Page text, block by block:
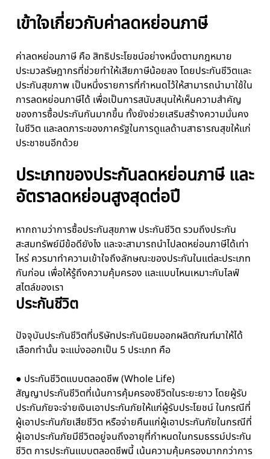
เข้าใจเกี่ยวกับค่าลดหย่อนภาษี
ค่าลดหย่อนภาษี คือ สิทธิประโยชน์อย่างหนึ่งตามกฎหมาย
ประมวลรัษฎากรที่ช่วยทำให้เสียภาษีน้อยลง โดยประกันชีวิตและ
ประกันสุขภาพ เป็นหนึ่งรายการที่กำหนดไว้ให้สามารถนำมาใช้ใน
การลดหย่อนภาษีได้ เพื่อเป็นการสนับสนุนให้เห็นความสำคัญ
ของการซื้อประกันกันมากขึ้น ทั้งยังช่วยเสริมสร้างความมั่นคง
ในชีวิต และลดภาระของภาครัฐในการดูแลด้านสาธารณสุขให้แก่
ประชาชนอีกด้วย
ประเภทของประกันลดหย่อนภาษี และ
อัตราลดหย่อนสูงสุดต่อปี
หากถามว่าการซื้อประกันสุขภาพ ประกันชีวิต รวมถึงประกัน
สะสมทรัพย์มีข้อดียังไง และจะสามารถนำไปลดหย่อนภาษีได้เท่า
ไหร่ ควรมาทำความเข้าใจถึงลักษณะของประกันในแต่ละประเภท
กันก่อน เพื่อให้รู้ถึงความคุ้มครอง และแบบไหนเหมาะกับไลฟ์
สไตล์ของเรา
ประกันชีวิต
ปัจจุบันประกันชีวิตที่บริษัทประกันนิยมออกผลิตภัณฑ์มาให้ได้
เลือกทำนั้น จะแบ่งออกเป็น 5 ประเภท คือ
● ประกันชีวิตแบบตลอดชีพ (Whole Life)
สัญญาประกันชีวิตที่เน้นการคุ้มครองชีวิตในระยะยาว โดยผู้รับ
ประกันภัยจะจ่ายเงินเอาประกันภัยให้แก่ผู้รับประโยชน์ ในกรณีที่
ผู้เอาประกันภัยเสียชีวิต หรือจ่ายคืนแก่ผู้เอาประกันภัยในกรณีที่
ผู้เอาประกันภัยมีชีวิตอยู่จนถึงอายุที่กำหนดในกรมธรรม์ประกัน
ชีวิต การประกันแบบตลอดชีพนี้ เน้นความคุ้มครองมากกว่าการ